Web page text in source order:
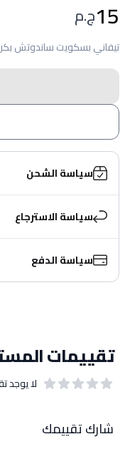
15ج.م
تيفاني بسكويت ساندوتش بكريمه
سياسة الشحن
سياسة الاسترجاع
سياسة الدفع
تقييمات
لا يوجد
شارك تقييمك